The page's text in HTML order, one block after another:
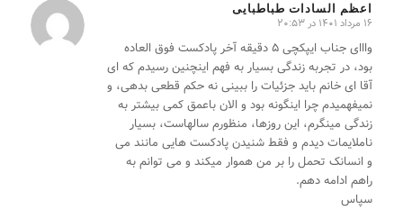
اعظم السادات طباطبایی
گفته: 16 مرداد 1401 در 20:53
وااای جناب ایپکچی ۵ دقیقه آخر پادکست فوق العاده
بود، در تجربه زندگی بسیار به فهم اینچنین رسیدم که ای
آقا ای خانم باید جزئیات را ببینی نه حکم قطعی بدهی، و
نمیفهمیدم چرا اینگونه بود و الان باعمق کمی بیشتر به
زندگی مینگرم، این روزها، منظورم سالهاست، بسیار
ناملایمات دیدم و فقط شنیدن پادکست هایی مانند می
و انسانک تحمل را بر من هموار میکند و می توانم به
راهم ادامه دهم.
سپاس